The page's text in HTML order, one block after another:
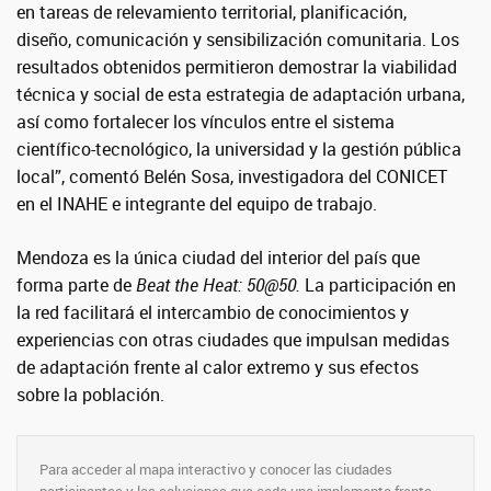
en tareas de relevamiento territorial, planificación,
diseño, comunicación y sensibilización comunitaria. Los
resultados obtenidos permitieron demostrar la viabilidad
técnica y social de esta estrategia de adaptación urbana,
así como fortalecer los vínculos entre el sistema
científico-tecnológico, la universidad y la gestión pública
local”, comentó Belén Sosa, investigadora del CONICET
en el INAHE e integrante del equipo de trabajo.
Mendoza es la única ciudad del interior del país que
forma parte deBeat the Heat: 50@50. La participación en
la red facilitará el intercambio de conocimientos y
experiencias con otras ciudades que impulsan medidas
de adaptación frente al calor extremo y sus efectos
sobre la población.
Para acceder al mapa interactivo y conocer las ciudades